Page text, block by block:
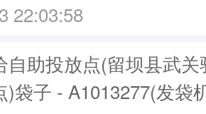
22:03:58
自助投放点(留坝县武
)袋子 - A1013277(发袋